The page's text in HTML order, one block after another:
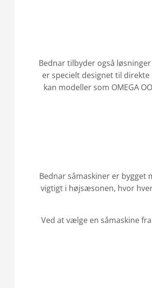
Bednar tilbyder også
er specielt designet til
kan modeller som OMEGA
Bednar såmaskiner er
vigtigt i højsæsonen, hvor
Ved at vælge en såmaskine